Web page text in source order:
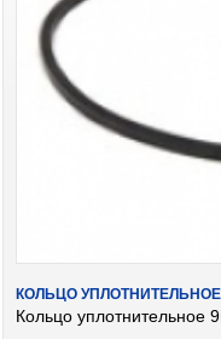
КОЛЬЦО УПЛОТНИТЕЛЬНОЕ
Кольцо уплотнительное